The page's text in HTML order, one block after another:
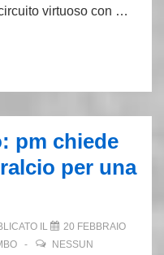
virtuoso con …
pm chiede
per una
IL
20 FEBBRAIO
NESSUN